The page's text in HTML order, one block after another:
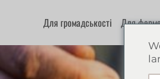
Для громадськості Для